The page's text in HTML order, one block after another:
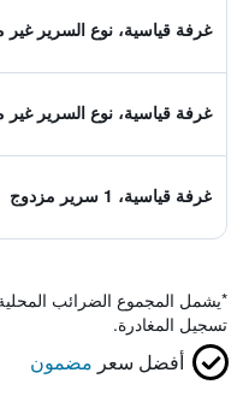
غرفة قياسية، نوع السرير
غرفة قياسية، نوع السرير
غرفة قياسية، 1 سرير مزدوج
*يشمل المجموع الضرائب
تسجيل المغادرة.
أفضل سعر مضمون